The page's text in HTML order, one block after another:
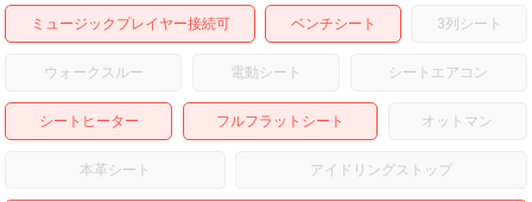
ミュージックプレイヤー接続可 ベンチシート 3列シート
ウォークスルー 電動シート シートエアコン
シートヒーター フルフラットシート オットマン
本革シート アイドリングストップ